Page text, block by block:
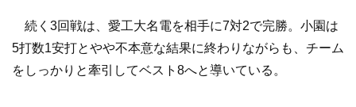
続く3回戦は、愛工大名電を相手に7対2で完勝。小園は
5打数1安打とやや不本意な結果に終わりながらも、チーム
をしっかりと牽引してベスト8へと導いている。